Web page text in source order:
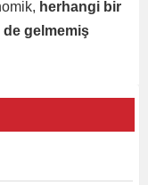
herhangi bir
gelmemiş